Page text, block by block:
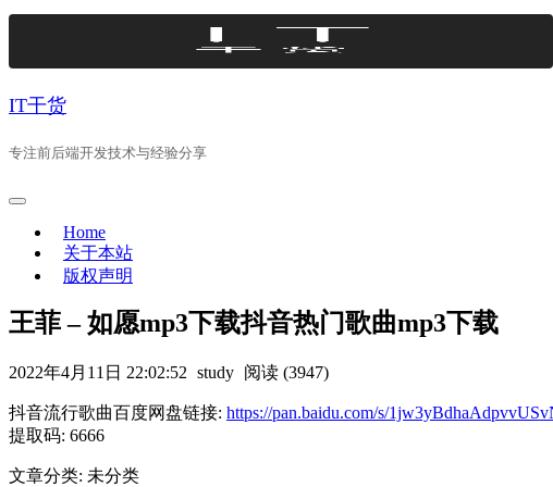
Skip
IT干货
专注前后端开发技术与经验分享
Home
关于本站
版权声明
王菲 – 如愿mp3下载抖音热门歌曲mp3下载
2022年4月11日 22:02:52 study 阅读 (3947)
抖音流行歌曲百度网盘链接: https://pan.baidu.com/s/
提取码: 6666
文章分类: 未分类